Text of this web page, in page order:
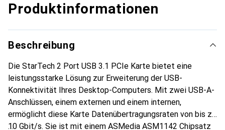
Produktinformationen
Beschreibung
Die StarTech 2 Port USB 3.1 PCIe Karte bietet eine
leistungsstarke Lösung zur Erweiterung der USB-
Konnektivität Ihres Desktop-Computers. Mit zwei USB-A-
Anschlüssen, einem externen und einem internen,
ermöglicht diese Karte Datenübertragungsraten von bis zu
10 Gbit/s. Sie ist mit einem ASMedia ASM1142 Chipsatz